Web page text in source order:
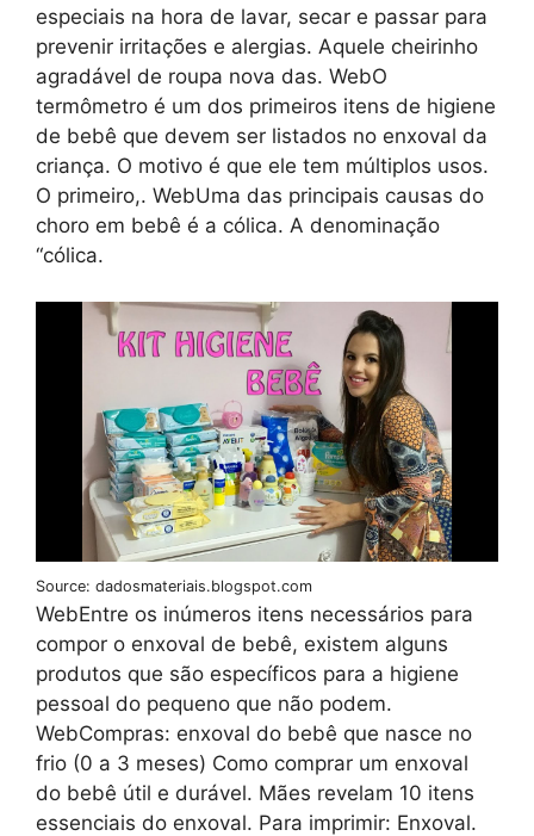
especiais na hora de lavar, secar e passar para
prevenir irritações e alergias. Aquele cheirinho
agradável de roupa nova das. WebO
termômetro é um dos primeiros itens de higiene
de bebê que devem ser listados no enxoval da
criança. O motivo é que ele tem múltiplos usos.
O primeiro,. WebUma das principais causas do
choro em bebê é a cólica. A denominação
“cólica.
Source: dadosmateriais.blogspot.com
WebEntre os inúmeros itens necessários para
compor o enxoval de bebê, existem alguns
produtos que são específicos para a higiene
pessoal do pequeno que não podem.
WebCompras: enxoval do bebê que nasce no
frio (0 a 3 meses) Como comprar um enxoval
do bebê útil e durável. Mães revelam 10 itens
essenciais do enxoval. Para imprimir: Enxoval.